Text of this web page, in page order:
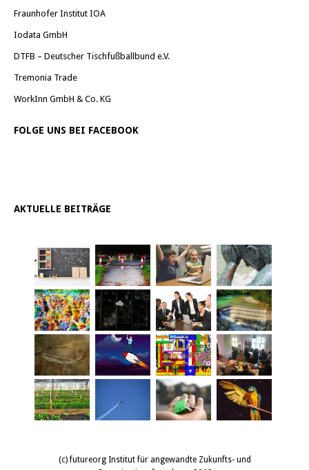
Fraunhofer Institut IOA
Iodata GmbH
DTFB – Deutscher Tischfußballbund e.V.
Tremonia Trade
WorkInn GmbH & Co. KG
FOLGE UNS BEI FACEBOOK
AKTUELLE BEITRÄGE
(c) futureorg Institut für angewandte Zukunfts- und